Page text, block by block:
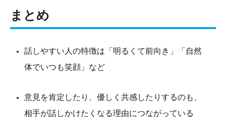
まとめ
話しやすい人の特徴は「明るくて前向き」「自然
体でいつも笑顔」など
意見を肯定したり、優しく共感したりするのも、
相手が話しかけたくなる理由につながっている